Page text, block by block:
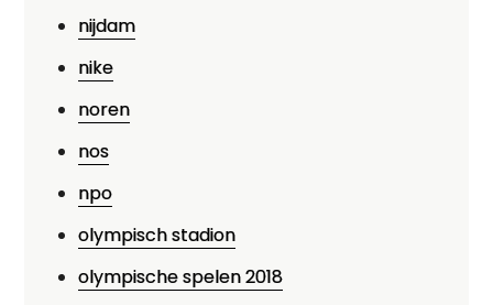
nijdam
nike
noren
nos
npo
olympisch stadion
olympische spelen 2018